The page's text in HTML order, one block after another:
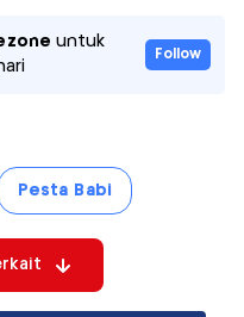
untuk
Follow
Pesta Babi